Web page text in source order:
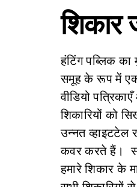
शिकार
हंटिंग पब्लिक का
समूह के रूप में
वीडियो
शिकारियों को
उन्नत व्हाइटटेल
कवर करते हैं।
हमारे शिकार के